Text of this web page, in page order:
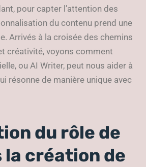
pour capter l’attention des
du contenu prend une
Arrivés à la croisée des chemins
créativité, voyons comment
ou AI Writer, peut nous aider à
résonne de manière unique avec
du rôle de
la création de